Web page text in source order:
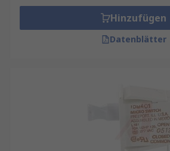
Hinzufügen
Datenblätter